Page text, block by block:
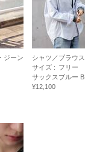
ジーン
シャツ／ブラウス
サイズ : フリー
サックスブルー B
¥12,100